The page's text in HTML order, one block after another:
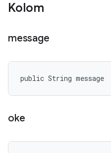
Kolom
message
public String message
oke